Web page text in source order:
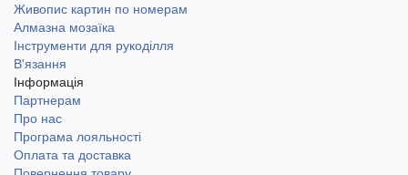
Живопис картин по номерам
Алмазна мозаїка
Інструменти для рукоділля
В'язання
Інформація
Партнерам
Про нас
Програма лояльності
Оплата та доставка